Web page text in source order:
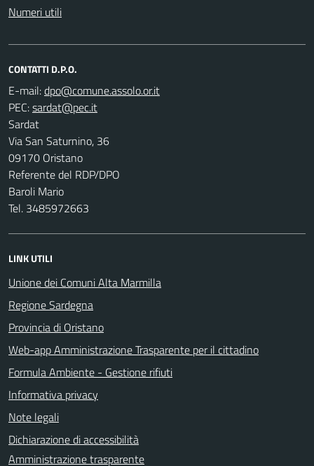
Numeri utili
CONTATTI D.P.O.
E-mail:
PEC:
Sardat
Via San Saturnino, 36
09170 Oristano
Referente del RDP/DPO
Baroli Mario
Tel. 3485972663
LINK UTILI
Unione dei Comuni Alta Marmilla
Regione Sardegna
Provincia di Oristano
Web-app Amministrazione Trasparente per il cittadino
Formula Ambiente - Gestione rifiuti
Informativa privacy
Note legali
Dichiarazione di accessibilità
Amministrazione trasparente